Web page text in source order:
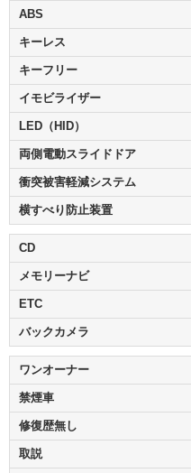
ABS
キーレス
キーフリー
イモビライザー
LED（HID）
両側電動スライドドア
衝突被害軽減システム
横すべり防止装置
CD
メモリーナビ
ETC
バックカメラ
ワンオーナー
禁煙車
修復歴無し
取説